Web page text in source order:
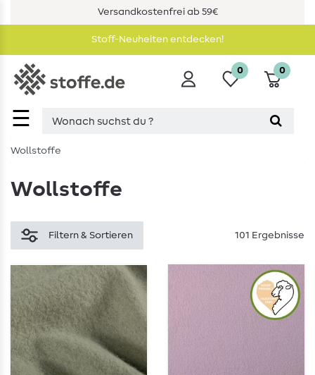
Versandkostenfrei ab 59€
Stoff-Neuheiten entdecken!
☰
0 0
Wollstoffe
Wollstoffe
Filtern & Sortieren 101 Ergebnisse